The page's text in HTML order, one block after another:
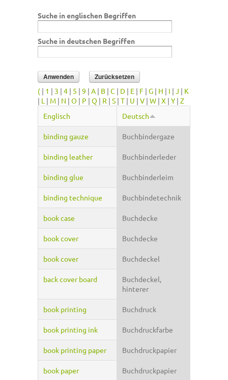
Suche in englischen Begriffen
Suche in deutschen Begriffen
( | 1 | 3 | 4 | 5 | 9 | A | B | C | D | E | F | G | H | I | J | K
| L | M | N | O | P | Q | R | S | T | U | V | W | X | Y | Z
Englisch
Deutsch
binding gauze Buchbindergaze
binding leather Buchbinderleder
binding glue Buchbinderleim
binding technique Buchbindetechnik
book case Buchdecke
book cover Buchdecke
book cover Buchdeckel
back cover board
Buchdeckel,
hinterer
book printing Buchdruck
book printing ink Buchdruckfarbe
book printing paper Buchdruckpapier
book paper Buchdruckpapier